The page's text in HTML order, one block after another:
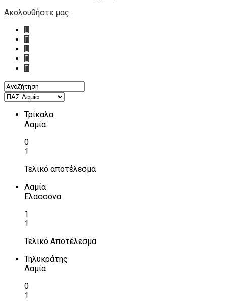
Ακολουθήστε μας:
Τρίκαλα
Λαμία
0
1
Τελικό αποτέλεσμα
Λαμία
Ελασσόνα
1
1
Τελικό Αποτέλεσμα
Τηλυκράτης
Λαμία
0
1